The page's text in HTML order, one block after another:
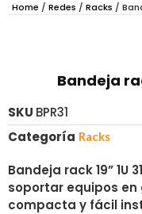
Home / Redes / Racks /
Bandeja
SKU BPR31
Categoría Racks
Bandeja rack 19” 1U
soportar equipos
compacta y fácil